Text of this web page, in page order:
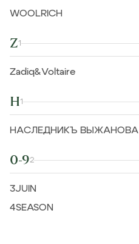
WOOLRICH
Z1
Zadiq&Voltaire
Н1
НАСЛЕДНИКЪ ВЫЖАНОВА
0-92
3JUIN
4SEASON